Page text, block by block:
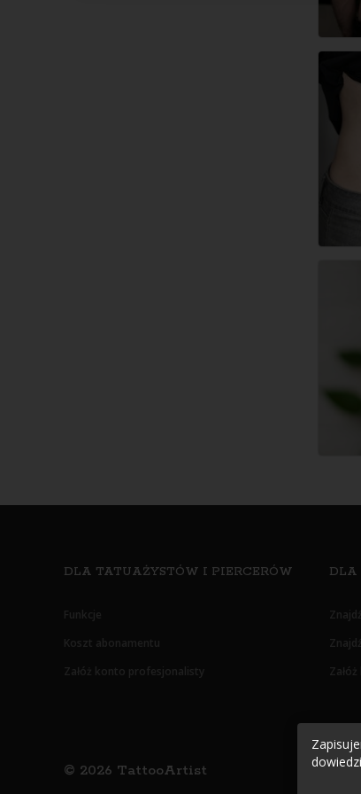
DLA TATUAŻYSTÓW I PIERCERÓW
Funkcje
Koszt abonamentu
Załóż konto profesjonalisty
DLA
© 2026 TattooArtist